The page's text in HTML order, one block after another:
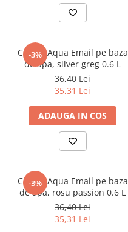
-3%
CORAL Aqua Email pe baza
de apa, silver greg 0.6 L
36,40 Lei
35,31 Lei
ADAUGA IN COS
-3%
CORAL Aqua Email pe baza
de apa, rosu passion 0.6 L
36,40 Lei
35,31 Lei